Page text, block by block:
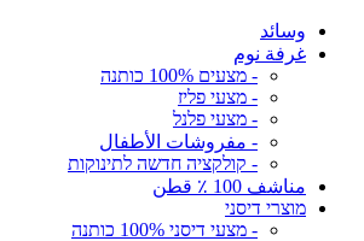
وسائد
غرفة نوم
- מצעים 100% כותנה
- מצעי פליז
- מצעי פלנל
- مفروشات الأطفال
- קולקציה חדשה לתינוקות
مناشف 100 ٪ قطن
מוצרי דיסני
- מצעי דיסני 100% כותנה